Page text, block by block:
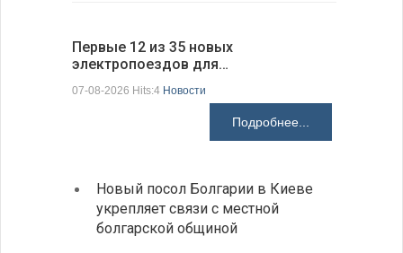
Первые 12 из 35 новых
электропоездов для…
07-08-2026 Hits:4 Новости
Подробнее...
Новый посол Болгарии в Киеве
укрепляет связи с местной
болгарской общиной